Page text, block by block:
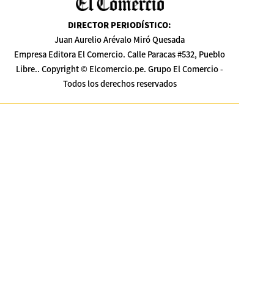
DIRECTOR PERIODÍSTICO:
Juan Aurelio Arévalo Miró Quesada
Empresa Editora El Comercio. Calle Paracas #532, Pueblo
Libre.. Copyright © Elcomercio.pe. Grupo El Comercio -
Todos los derechos reservados